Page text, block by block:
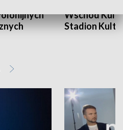
Wschód
Stadion